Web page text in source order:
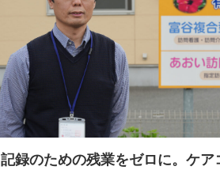
記録のための残業をゼロに。ケア